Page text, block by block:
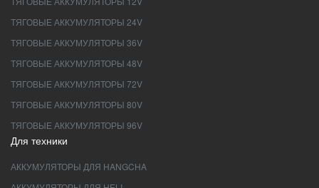
ТЯГОВЫЕ АККУМУЛЯТОРЫ 24V
ТЯГОВЫЕ АККУМУЛЯТОРЫ 36V
ТЯГОВЫЕ АККУМУЛЯТОРЫ 48V
ТЯГОВЫЕ АККУМУЛЯТОРЫ 72V
ТЯГОВЫЕ АККУМУЛЯТОРЫ 80V
ТЯГОВЫЕ АККУМУЛЯТОРЫ 96V
Для техники
АККУМУЛЯТОРЫ ДЛЯ HANGCHA